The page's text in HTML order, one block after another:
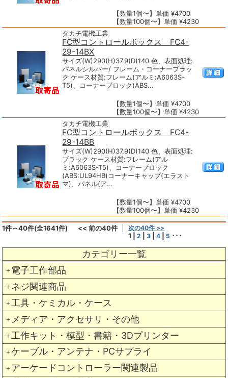
カテゴリー一覧
＋ 電子工作部品
＋ ネジ関連商品
＋ 工具・ケミカル・ケース
＋ メディア・アクセサリ・その他
＋ 工作キット・模型・書籍・3Dプリンター
＋ ケーブル・アンテナ・PCサプライ
＋ アーケードコントローラー関連製品
【数量1個〜】単価 ¥4700
【数量100個〜】単価 ¥4230
タカチ電機工業
FC型コントロールボックス FC4-
29-14BX
サイズ(W)290(H)37.9(D)140 色、表面処理:
パネルシルバー/ フレーム・コーナーブラッ
ク ケース材質:フレーム(アルミ:A6063S-
T5)、コーナーブロック(ABS...
【数量1個〜】単価 ¥4700
【数量100個〜】単価 ¥4230
タカチ電機工業
FC型コントロールボックス FC4-
29-14BB
サイズ(W)290(H)37.9(D)140 色、表面処理:
ブラック ケース材質:フレーム(アル
ミ:A6063S-T5)、コーナーブロック
(ABS:UL94HB)コーナーキャップ(エラスト
マ)、パネル(ア...
【数量1個〜】単価 ¥4700
【数量100個〜】単価 ¥4230
1件～40件(全1641件) << 前の40件 次の40件 >>
1 |2 |3 |4 5 ･･･